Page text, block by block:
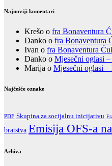
Najnoviji komentari
Krešo o fra Bonaventura
Danko o fra Bonaventura
Ivan o fra Bonaventura
Danko o Mjesečni oglasi
Marija o Mjesečni oglasi
Najčešće oznake
PDF Skupina za socijalnu inicijativu
bratstva Emisija OFS-a
Arhiva